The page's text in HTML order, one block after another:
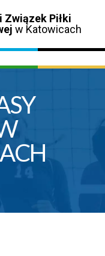
Związek Piłki
w Katowicach